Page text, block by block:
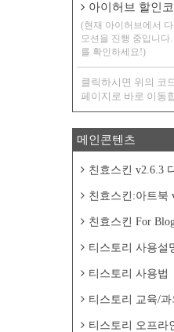
아이허브 할인
(현재 아이허브에서
모션을 진행 중입니다
를 확인하세요!)
클릭하시면 위의 코
페이지로 바로 이동
메인콘텐츠
친효스킨 v2.6.3
친효스킨:아트북
친효스킨 For
티스토리 사용설
티스토리 사용법
티스토리 교육/
티스토리 오프라